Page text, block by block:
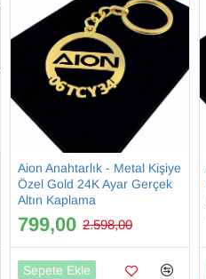
Aion Anahtarlık - Metal Kişiye
Özel Gold 24K Ayar Gerçek
Altın Kaplama
799,00 2.598,00
Sepete Ekle